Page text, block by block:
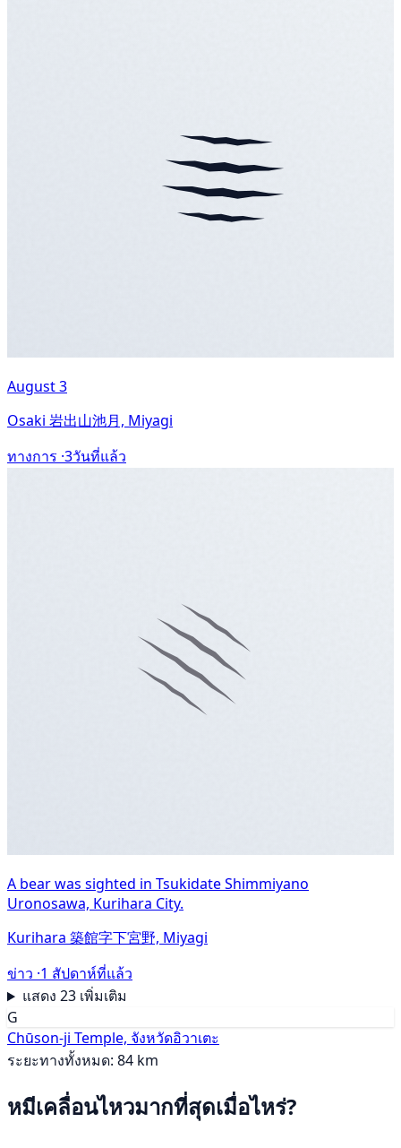
August 3
Osaki 岩出山池月, Miyagi
ทางการ ·3วันที่แล้ว
A bear was sighted in Tsukidate Shimmiyano
Uronosawa, Kurihara City.
Kurihara 築館字下宮野, Miyagi
ข่าว ·1 สัปดาห์ที่แล้ว
แสดง 23 เพิ่มเติม
G
Chūson-ji Temple, จังหวัดอิวาเตะ
ระยะทางทั้งหมด: 84 km
หมีเคลื่อนไหวมากที่สุดเมื่อไหร่?